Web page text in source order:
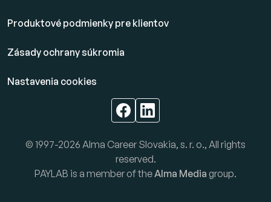
Produktové podmienky pre klientov
Zásady ochrany súkromia
Nastavenia cookies
© 1997-2026 Alma Career Slovakia, s. r. o., All rights
reserved.
PAYLAB is a member of theAlma Media group.